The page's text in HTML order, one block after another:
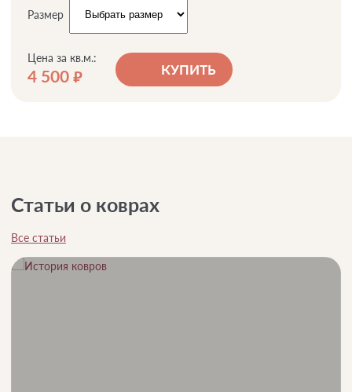
Размер
Цена за кв.м.:
4 500 руб. КУПИТЬ
Статьи о коврах
Все статьи